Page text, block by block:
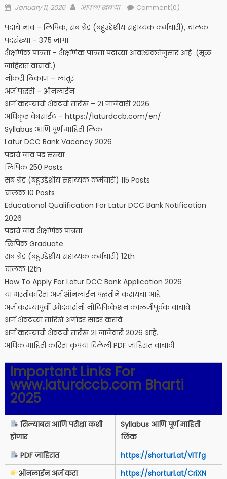
Posted
January 11, 2026 Author
आपला खबऱ्या Comment(0)
पदाचे नाव – लिपिक, सब ग्रेड (बहुउद्देशीय सहाय्यक कर्मचारी), चालक
पदसंख्या – 375 जागा
शैक्षणिक पात्रता – शैक्षणिक पात्रता पदाच्या आवश्यकतेनुसार आहे .(मूळ
जाहिरात वाचावी.)
नोकरी ठिकाण – लातूर
अर्ज पद्धती – ऑनलाईन
अर्ज करण्याची शेवटची तारीख – 21 जानेवारी 2026
अधिकृत वेबसाईट – https://laturdccb.com/en/
Syllabus आणि पूर्ण माहिती लिंक
Latur DCC Bank Vacancy 2026
पदाचे नाव पद संख्या
लिपिक 250 Posts
सब ग्रेड (बहुउद्देशीय सहाय्यक कर्मचारी) 115 Posts
चालक 10 Posts
Educational Qualification For Latur DCC Bank Notification
2026
पदाचे नाव शैक्षणिक पात्रता
लिपिक Graduate
सब ग्रेड (बहुउद्देशीय सहाय्यक कर्मचारी) 12th
चालक 12th
How To Apply For Latur DCC Bank Application 2026
या भरतीकरिता अर्ज ऑनलाईन पद्धतीने करायचा आहे.
अर्ज करण्यापूर्वी उमेदवारांनी नोटिफिकेशन काळजीपूर्वक वाचावे.
अर्ज शेवटच्या तारिखे अगोदर सादर करावे.
अर्ज करण्याची शेवटची तारीख 21 जानेवारी 2026 आहे.
अधिक माहिती करिता कृपया दिलेली PDF जाहिरात वाचावी
Important Links For
www.laturdccb.com Bharti
2025
सिल्याबस आणि परीक्षा कशी
होणार
Syllabus आणि पूर्ण माहिती
लिंक
PDF जाहिरात
https://shorturl.at/VITfg
ऑनलाईन अर्ज करा
https://shorturl.at/CriXN